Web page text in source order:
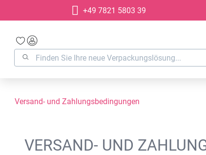
Zur Hauptnavigation springen
+49 7821 5803 39
Versand- und Zahlungsbedingungen
VERSAND- UND